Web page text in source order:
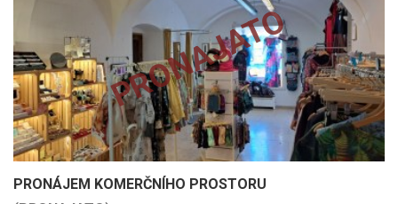
PRONAJATO
PRONÁJEM KOMERČNÍHO PROSTORU